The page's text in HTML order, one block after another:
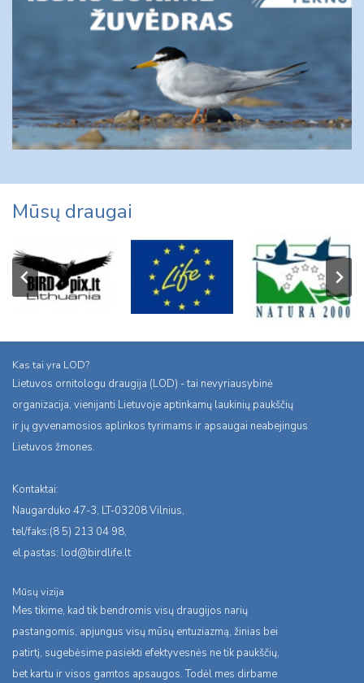
Mūsų draugai
Kas tai yra LOD?
Lietuvos ornitologu draugija (LOD) - tai nevyriausybinė
organizacija, vienijanti Lietuvoje aptinkamų laukinių paukščių
ir jų gyvenamosios aplinkos tyrimams ir apsaugai neabejingus
Lietuvos žmones.
Kontaktai:
Naugarduko 47-3, LT-03208 Vilnius,
tel/faks:(8 5) 213 04 98,
el.pastas: lod@birdlife.lt
Mūsų vizija
Mes tikime, kad tik bendromis visų draugijos narių
pastangomis, apjungus visų mūsų entuziazmą, žinias bei
patirtį, sugebėsime pasiekti efektyvesnės ne tik paukščių,
bet kartu ir visos gamtos apsaugos. Todėl mes dirbame